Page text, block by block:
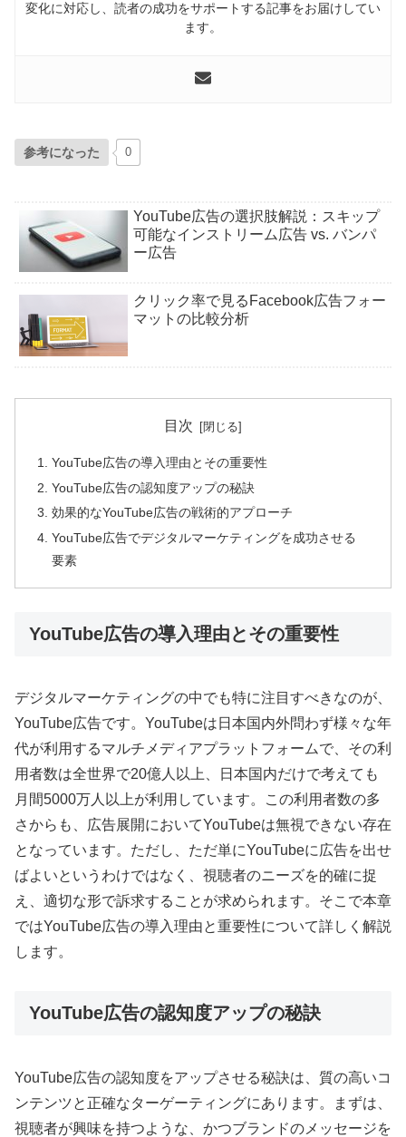
変化に対応し、読者の成功をサポートする記事をお届けしてい
ます。
参考になった 0
YouTube広告の選択肢解説：スキップ
可能なインストリーム広告 vs. バンパ
ー広告
クリック率で見るFacebook広告フォー
マットの比較分析
目次
YouTube広告の導入理由とその重要性
YouTube広告の認知度アップの秘訣
効果的なYouTube広告の戦術的アプローチ
YouTube広告でデジタルマーケティングを成功させる
要素
YouTube広告の導入理由とその重要性
デジタルマーケティングの中でも特に注目すべきなのが、
YouTube広告です。YouTubeは日本国内外問わず様々な年
代が利用するマルチメディアプラットフォームで、その利
用者数は全世界で20億人以上、日本国内だけで考えても
月間5000万人以上が利用しています。この利用者数の多
さからも、広告展開においてYouTubeは無視できない存在
となっています。ただし、ただ単にYouTubeに広告を出せ
ばよいというわけではなく、視聴者のニーズを的確に捉
え、適切な形で訴求することが求められます。そこで本章
ではYouTube広告の導入理由と重要性について詳しく解説
します。
YouTube広告の認知度アップの秘訣
YouTube広告の認知度をアップさせる秘訣は、質の高いコ
ンテンツと正確なターゲーティングにあります。まずは、
視聴者が興味を持つような、かつブランドのメッセージを